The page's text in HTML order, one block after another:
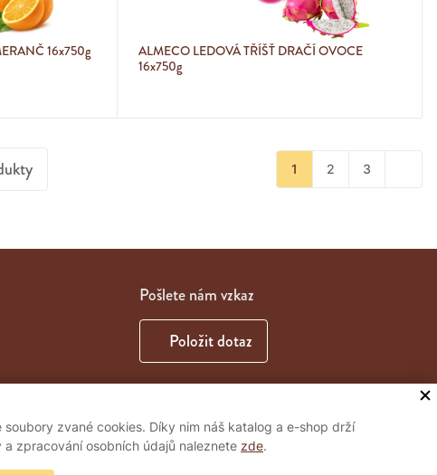
16x750g
ALMECO LEDOVÁ TŘÍŠŤ DRAČÍ OVOCE
16x750g
1 2 3
Pošlete nám vzkaz
Položit dotaz
zvané cookies. Díky nim náš katalog a e-shop drží
zpracování osobních údajů naleznete zde.